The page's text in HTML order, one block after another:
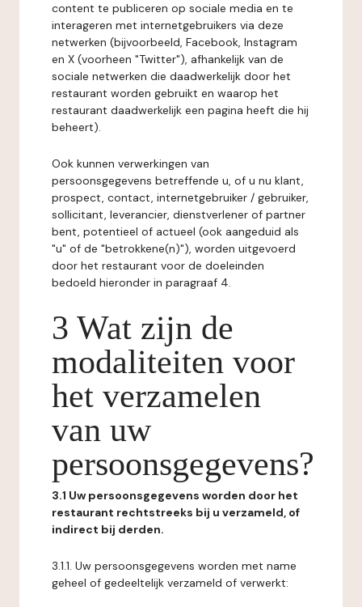
content te publiceren op sociale media en te
interageren met internetgebruikers via deze
netwerken (bijvoorbeeld, Facebook, Instagram
en X (voorheen "Twitter"), afhankelijk van de
sociale netwerken die daadwerkelijk door het
restaurant worden gebruikt en waarop het
restaurant daadwerkelijk een pagina heeft die hij
beheert).
Ook kunnen verwerkingen van
persoonsgegevens betreffende u, of u nu klant,
prospect, contact, internetgebruiker / gebruiker,
sollicitant, leverancier, dienstverlener of partner
bent, potentieel of actueel (ook aangeduid als
"u" of de "betrokkene(n)"), worden uitgevoerd
door het restaurant voor de doeleinden
bedoeld hieronder in paragraaf 4.
3 Wat zijn de
modaliteiten voor
het verzamelen
van uw
persoonsgegevens?
3.1 Uw persoonsgegevens worden door het
restaurant rechtstreeks bij u verzameld, of
indirect bij derden.
3.1.1. Uw persoonsgegevens worden met name
geheel of gedeeltelijk verzameld of verwerkt: